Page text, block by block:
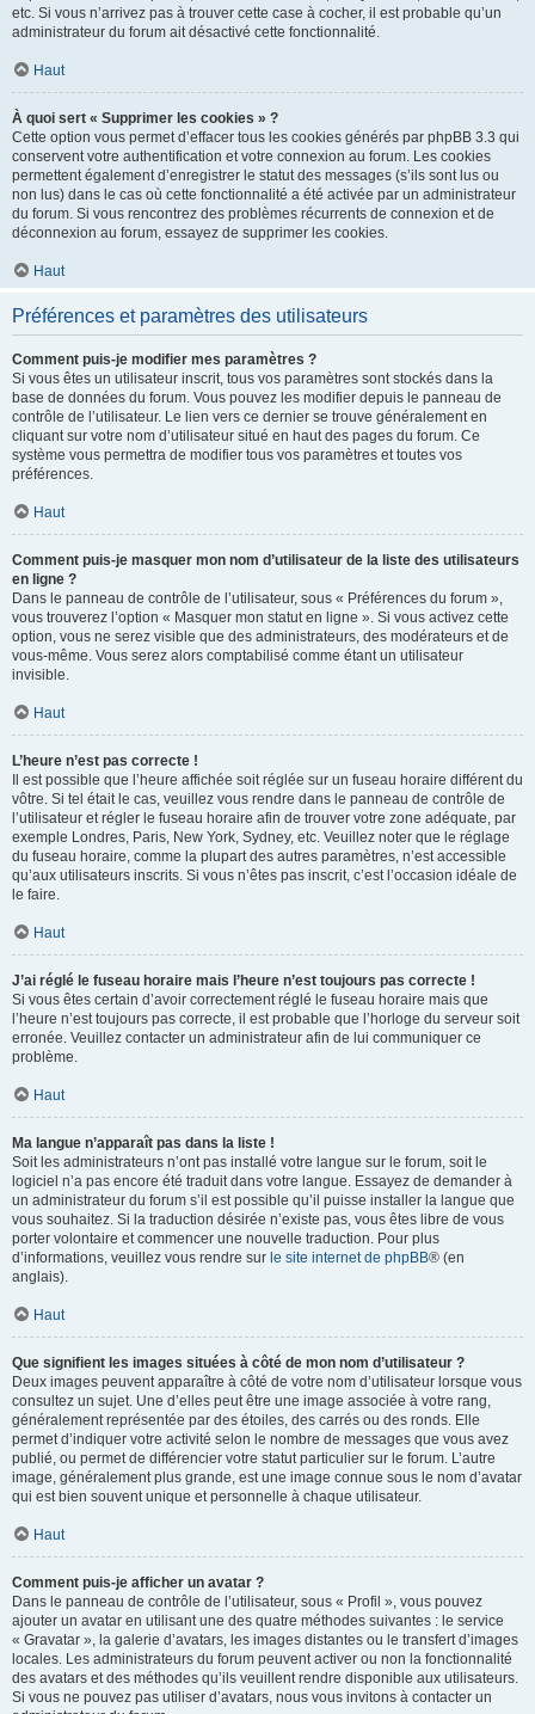
etc. Si vous n’arrivez pas à trouver cette case à cocher, il est probable qu’un
administrateur du forum ait désactivé cette fonctionnalité.
Haut
À quoi sert « Supprimer les cookies » ?
Cette option vous permet d’effacer tous les cookies générés par phpBB 3.3 qui
conservent votre authentification et votre connexion au forum. Les cookies
permettent également d’enregistrer le statut des messages (s’ils sont lus ou
non lus) dans le cas où cette fonctionnalité a été activée par un administrateur
du forum. Si vous rencontrez des problèmes récurrents de connexion et de
déconnexion au forum, essayez de supprimer les cookies.
Haut
Préférences et paramètres des utilisateurs
Comment puis-je modifier mes paramètres ?
Si vous êtes un utilisateur inscrit, tous vos paramètres sont stockés dans la
base de données du forum. Vous pouvez les modifier depuis le panneau de
contrôle de l’utilisateur. Le lien vers ce dernier se trouve généralement en
cliquant sur votre nom d’utilisateur situé en haut des pages du forum. Ce
système vous permettra de modifier tous vos paramètres et toutes vos
préférences.
Haut
Comment puis-je masquer mon nom d’utilisateur de la liste des utilisateurs
en ligne ?
Dans le panneau de contrôle de l’utilisateur, sous « Préférences du forum »,
vous trouverez l’option « Masquer mon statut en ligne ». Si vous activez cette
option, vous ne serez visible que des administrateurs, des modérateurs et de
vous-même. Vous serez alors comptabilisé comme étant un utilisateur
invisible.
Haut
L’heure n’est pas correcte !
Il est possible que l’heure affichée soit réglée sur un fuseau horaire différent du
vôtre. Si tel était le cas, veuillez vous rendre dans le panneau de contrôle de
l’utilisateur et régler le fuseau horaire afin de trouver votre zone adéquate, par
exemple Londres, Paris, New York, Sydney, etc. Veuillez noter que le réglage
du fuseau horaire, comme la plupart des autres paramètres, n’est accessible
qu’aux utilisateurs inscrits. Si vous n’êtes pas inscrit, c’est l’occasion idéale de
le faire.
Haut
J’ai réglé le fuseau horaire mais l’heure n’est toujours pas correcte !
Si vous êtes certain d’avoir correctement réglé le fuseau horaire mais que
l’heure n’est toujours pas correcte, il est probable que l’horloge du serveur soit
erronée. Veuillez contacter un administrateur afin de lui communiquer ce
problème.
Haut
Ma langue n’apparaît pas dans la liste !
Soit les administrateurs n’ont pas installé votre langue sur le forum, soit le
logiciel n’a pas encore été traduit dans votre langue. Essayez de demander à
un administrateur du forum s’il est possible qu’il puisse installer la langue que
vous souhaitez. Si la traduction désirée n’existe pas, vous êtes libre de vous
porter volontaire et commencer une nouvelle traduction. Pour plus
d’informations, veuillez vous rendre sur le site internet de phpBB® (en
anglais).
Haut
Que signifient les images situées à côté de mon nom d’utilisateur ?
Deux images peuvent apparaître à côté de votre nom d’utilisateur lorsque vous
consultez un sujet. Une d’elles peut être une image associée à votre rang,
généralement représentée par des étoiles, des carrés ou des ronds. Elle
permet d’indiquer votre activité selon le nombre de messages que vous avez
publié, ou permet de différencier votre statut particulier sur le forum. L’autre
image, généralement plus grande, est une image connue sous le nom d’avatar
qui est bien souvent unique et personnelle à chaque utilisateur.
Haut
Comment puis-je afficher un avatar ?
Dans le panneau de contrôle de l’utilisateur, sous « Profil », vous pouvez
ajouter un avatar en utilisant une des quatre méthodes suivantes : le service
« Gravatar », la galerie d’avatars, les images distantes ou le transfert d’images
locales. Les administrateurs du forum peuvent activer ou non la fonctionnalité
des avatars et des méthodes qu’ils veuillent rendre disponible aux utilisateurs.
Si vous ne pouvez pas utiliser d’avatars, nous vous invitons à contacter un